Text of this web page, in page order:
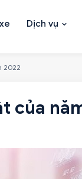
Dịch vụ
2022
của